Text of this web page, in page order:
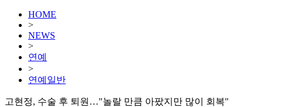
HOME
>
NEWS
>
연예
>
연예일반
고현정, 수술 후 퇴원…"놀랄 만큼 아팠지만 많이 회복"